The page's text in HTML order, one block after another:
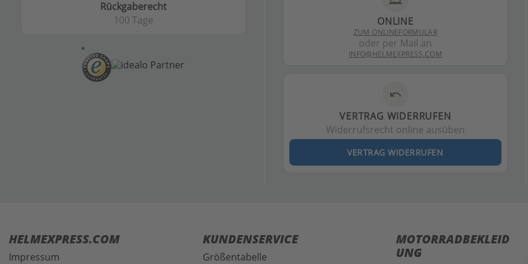
Rückgaberecht
100 Tage
ONLINE
ZUM ONLINEFORMULAR
oder per Mail an
INFO@HELMEXPRESS.COM
undo
VERTRAG WIDERRUFEN
Widerrufsrecht online ausüben
VERTRAG WIDERRUFEN
HELMEXPRESS.COM
Impressum
KUNDENSERVICE
Größentabelle
MOTORRADBEKLEID
UNG